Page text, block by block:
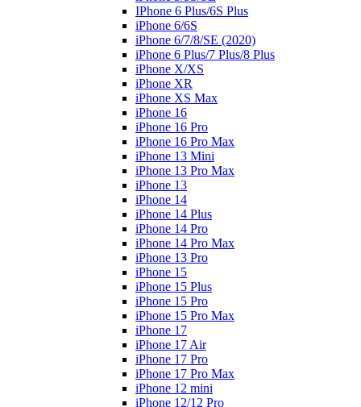
IPhone 6 Plus/6S Plus
iPhone 6/6S
iPhone 6/7/8/SE (2020)
iPhone 6 Plus/7 Plus/8 Plus
iPhone X/XS
iPhone XR
iPhone XS Max
iPhone 16
iPhone 16 Pro
iPhone 16 Pro Max
iPhone 13 Mini
iPhone 13 Pro Max
iPhone 13
iPhone 14
iPhone 14 Plus
iPhone 14 Pro
iPhone 14 Pro Max
iPhone 13 Pro
iPhone 15
iPhone 15 Plus
iPhone 15 Pro
iPhone 15 Pro Max
iPhone 17
iPhone 17 Air
iPhone 17 Pro
iPhone 17 Pro Max
iPhone 12 mini
iPhone 12/12 Pro